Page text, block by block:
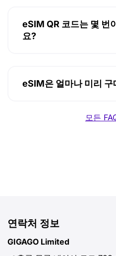
eSIM QR 코드는 몇 번
요?
eSIM은 얼마나 미리 구
모든
연락처 정보
GIGAGO Limited